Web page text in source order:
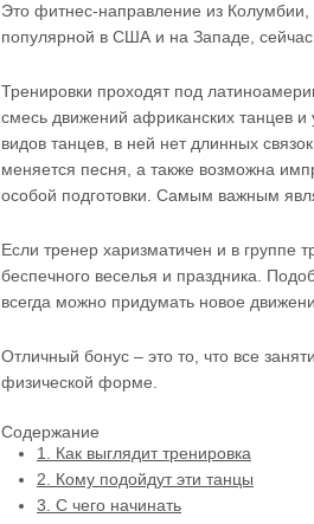
Это фитнес-направление из
популярной в США и на Западе,
Тренировки проходят под
смесь движений африканских танцев
видов танцев, в ней нет длинных
меняется песня, а также возможна
особой подготовки. Самым важным
Если тренер харизматичен и в группе
беспечного веселья и праздника.
всегда можно придумать новое
Отличный бонус – это то, что все
физической форме.
Содержание
1. Как выглядит тренировка
2. Кому подойдут эти танцы
3. С чего начинать